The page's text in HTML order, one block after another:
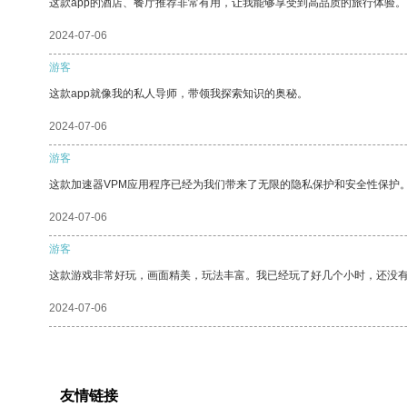
这款app的酒店、餐厅推荐非常有用，让我能够享受到高品质的旅行体验。
2024-07-06
游客
这款app就像我的私人导师，带领我探索知识的奥秘。
2024-07-06
游客
这款加速器VPM应用程序已经为我们带来了无限的隐私保护和安全性保护。
2024-07-06
游客
这款游戏非常好玩，画面精美，玩法丰富。我已经玩了好几个小时，还没有
2024-07-06
友情链接